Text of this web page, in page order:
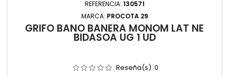
REFERENCIA: 130571
MARCA: PROCOTA 29
GRIFO BAÑO BAÑERA MONOM LAT NE
BIDASOA UG 1 UD
Reseña(s): 0